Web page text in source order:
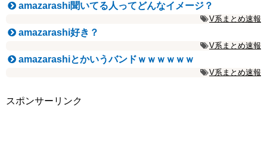
amazarashi聞いてる人ってどんなイメージ？
V系まとめ速報
amazarashi好き？
V系まとめ速報
amazarashiとかいうバンドｗｗｗｗｗｗ
V系まとめ速報
スポンサーリンク